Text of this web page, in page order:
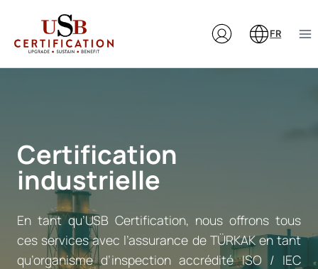
contenu
FR
Certification
industrielle
En tant qu’USB Certification, nous offrons tous
ces services avec l’assurance de TÜRKAK en tant
qu’organisme d’inspection accrédité ISO / IEC